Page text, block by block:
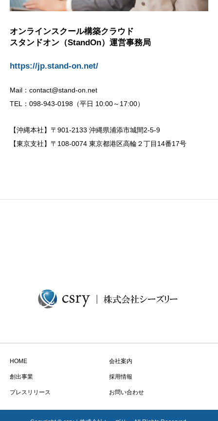
オンラインスクール構築クラウド
スタンドオン（StandOn）運営事務局
https://jp.stand-on.net/
Mail：contact@stand-on.net
TEL：098-943-0198（平日 10:00～17:00）
【沖縄本社】〒901-2133 沖縄県浦添市城間2-5-9
【東京支社】〒108-0074 東京都港区高輪２丁目14番17号
HOME 会社案内
創出事業 採用情報
プレスリリース お問い合わせ